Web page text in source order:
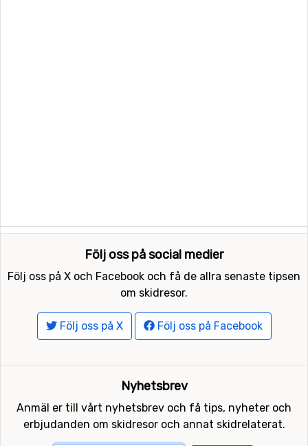
Följ oss på social medier
Följ oss på X och Facebook och få de allra senaste tipsen
om skidresor.
Följ oss på X Följ oss på Facebook
Nyhetsbrev
Anmäl er till vårt nyhetsbrev och få tips, nyheter och
erbjudanden om skidresor och annat skidrelaterat.